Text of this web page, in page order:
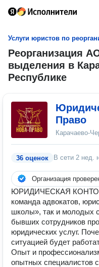
Услуги юристов по
Реорганизация
выделения в
Республике
Право
Карачаево-
36 оценок В сети 2 нед.
Организация
ЮРИДИЧЕСКАЯ
команда адвокатов,
школы», так и молодых
бывших сотрудников
юридических услуг.
ситуацией будет
Опыт и
опытных специалистов